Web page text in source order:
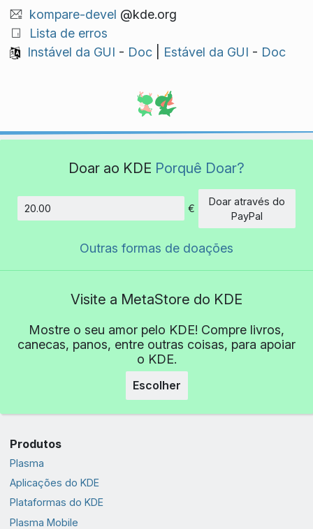
kompare-devel @kde.org
Lista de erros
Instável da GUI - Doc| Estável da GUI - Doc
Doar ao KDE Porquê Doar?
Montante
€
Doar através do
PayPal
Outras formas de doações
Visite a MetaStore do KDE
Mostre o seu amor pelo KDE! Compre livros,
canecas, panos, entre outras coisas, para apoiar
o KDE.
Escolher
Produtos
Plasma
Aplicações do KDE
Plataformas do KDE
Plasma Mobile